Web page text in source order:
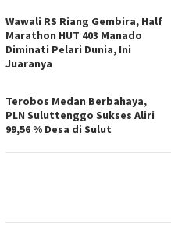
Wawali RS Riang Gembira, Half
Marathon HUT 403 Manado
Diminati Pelari Dunia, Ini
Juaranya
Terobos Medan Berbahaya,
PLN Suluttenggo Sukses Aliri
99,56 % Desa di Sulut